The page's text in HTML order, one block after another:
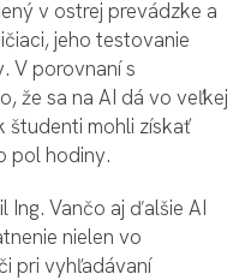
v ostrej prevádzke a
jeho testovanie
V porovnaní s
že sa na AI dá vo veľkej
študenti mohli získať
pol hodiny.
Ing. Vančo aj ďalšie AI
nielen vo
pri vyhľadávaní